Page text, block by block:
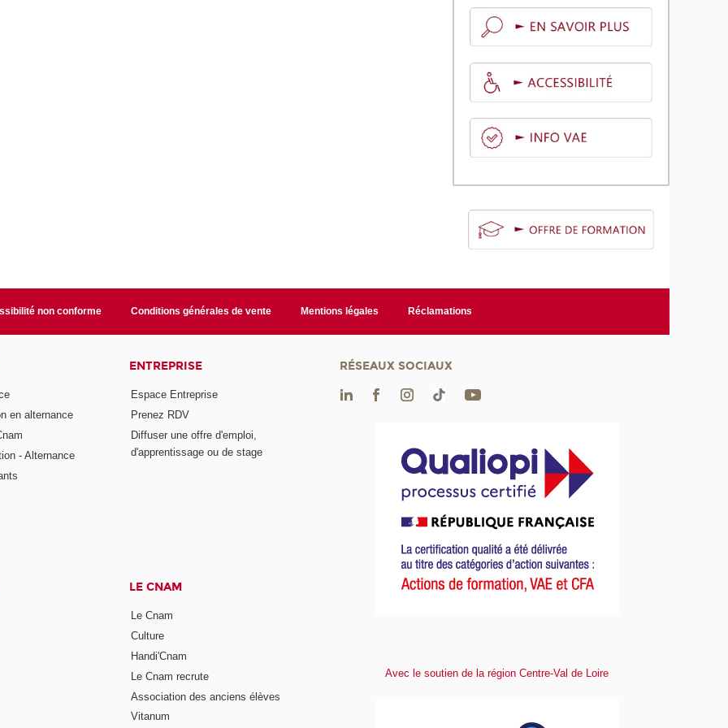
non conforme Conditions générales de vente Mentions légales Réclamations
en alternance
- Alternance
ENTREPRISE
Espace Entreprise
Prenez RDV
Diffuser une offre d'emploi,
d'apprentissage ou de stage
LE CNAM
Le Cnam
Culture
Handi'Cnam
Le Cnam recrute
Association des anciens élèves
Vitanum
RÉSEAUX SOCIAUX
Avec le soutien de la région Centre-Val de Loire